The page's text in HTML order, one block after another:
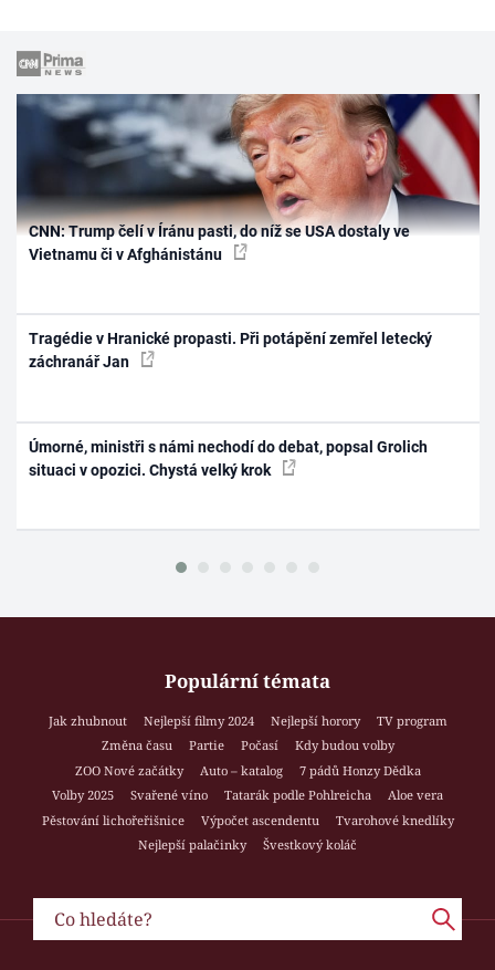
CNN: Trump čelí v Íránu pasti, do níž se USA dostaly ve
Vietnamu či v Afghánistánu
Tragédie v Hranické propasti. Při potápění zemřel letecký
záchranář Jan
Úmorné, ministři s námi nechodí do debat, popsal Grolich
situaci v opozici. Chystá velký krok
Populární témata
Jak zhubnout Nejlepší filmy 2024 Nejlepší horory
TV program
Změna času
Partie Počasí
Kdy budou volby
ZOO Nové začátky
Auto – katalog
7 pádů Honzy Dědka
Volby 2025
Svařené víno Tatarák podle Pohlreicha
Aloe vera
Pěstování lichořeřišnice
Výpočet ascendentu
Tvarohové knedlíky
Nejlepší palačinky
Švestkový koláč